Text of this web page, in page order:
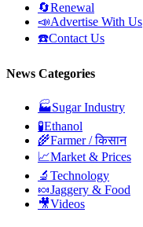
🔄Renewal
📣Advertise With Us
☎️Contact Us
News Categories
🏭Sugar Industry
🧪Ethanol
🌾Farmer / किसान
📈Market & Prices
🔬 Technology
🍬Jaggery & Food
🎥Videos